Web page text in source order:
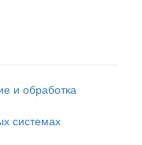
и обработка
системах